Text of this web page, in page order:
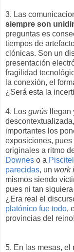
3. Las
siempre son
preguntas es
tiempos de
clónicas. Son un
presentación
fragilidad
la conexión, el
¿Será esta la
4. Los gurús
importantes los
exposiciones,
originales a ritmo
Downes o a
parecidas, un work
mismos siendo
pues ni tan
¿Era real el
platónico fue todo,
provincias del reino!
5. En las mesas, el